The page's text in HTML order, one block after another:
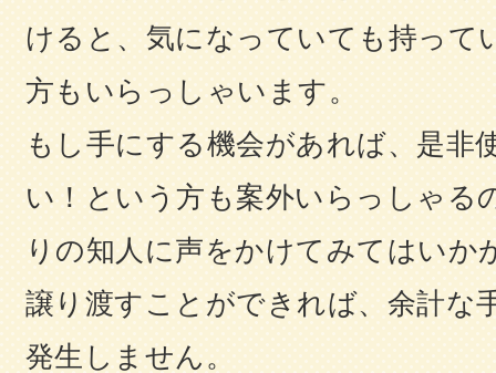
けると、気になっていても持って
方もいらっしゃいます。
もし手にする機会があれば、是非
い！という方も案外いらっしゃる
りの知人に声をかけてみてはいか
譲り渡すことができれば、余計な
発生しません。